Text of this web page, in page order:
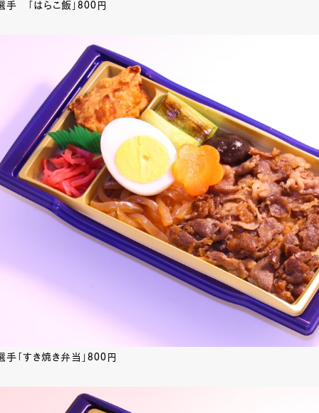
手 「はらこ飯」800円
「すき焼き弁当」800円